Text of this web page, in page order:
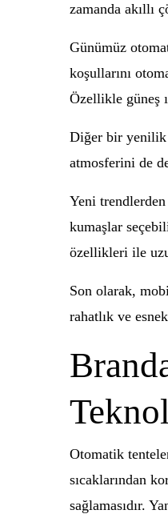
zamanda akıllı
Günümüz
koşullarını
Özellikle güneş
Diğer bir yenilik
atmosferini de
Yeni
kumaşlar
özellikleri ile
Son olarak,
rahatlık ve
Otomatik
sıcaklarından
sağlamasıdır.